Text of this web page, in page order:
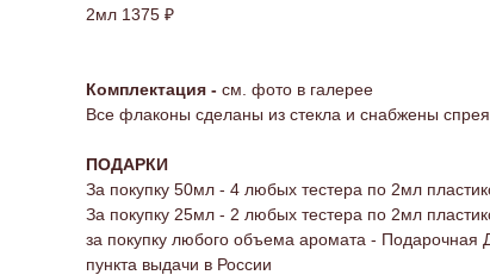
2мл 1375 ₽
Комплектация - см. фото в галерее
Все флаконы сделаны из стекла и снабжены
ПОДАРКИ
За покупку 50мл - 4 любых тестера по 2мл
За покупку 25мл - 2 любых тестера по 2мл
за покупку любого объема аромата - Подарочная
пункта выдачи в России